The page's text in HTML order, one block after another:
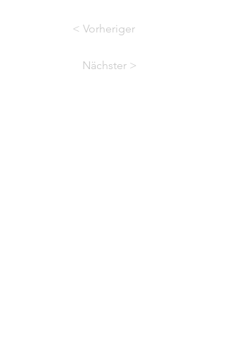
< Vorheriger
Nächster >